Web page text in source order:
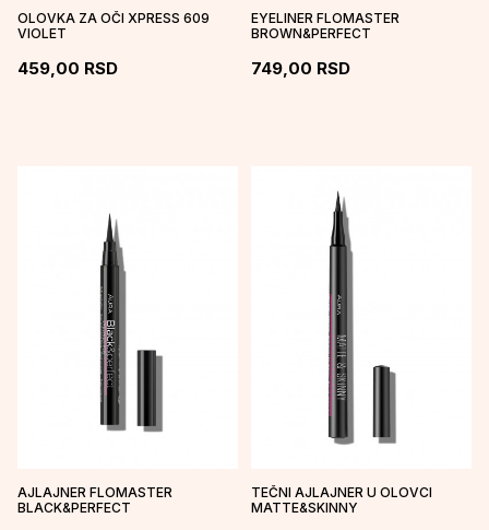
OLOVKA ZA OČI XPRESS 609
VIOLET
459,00 RSD
EYELINER FLOMASTER
BROWN&PERFECT
749,00 RSD
AJLAJNER FLOMASTER
BLACK&PERFECT
TEČNI AJLAJNER U OLOVCI
MATTE&SKINNY